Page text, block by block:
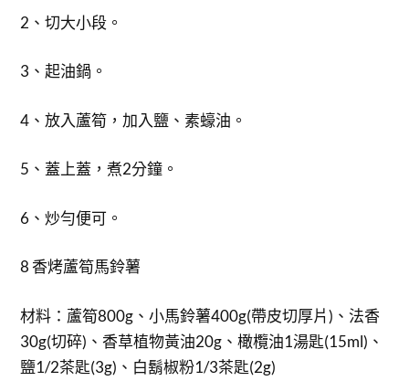
2、切大小段。
3、起油鍋。
4、放入蘆筍，加入鹽、素蠔油。
5、蓋上蓋，煮2分鐘。
6、炒勻便可。
8 香烤蘆筍馬鈴薯
材料：蘆筍800g、小馬鈴薯400g(帶皮切厚片)、法香
30g(切碎)、香草植物黃油20g、橄欖油1湯匙(15ml)、
鹽1/2茶匙(3g)、白鬍椒粉1/3茶匙(2g)